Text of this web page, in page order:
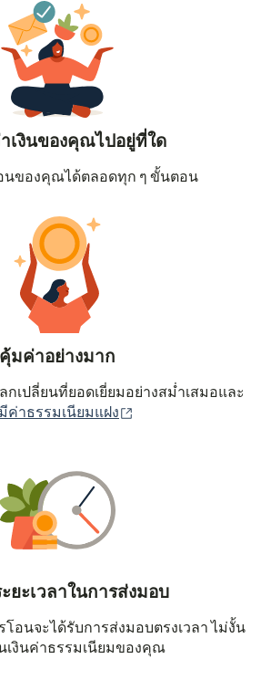
เงินของคุณไปอยู่ที่ใด
นของคุณได้ตลอดทุก ๆ ขั้นตอน
คุ้มค่าอย่างมาก
กเปลี่ยนที่ยอดเยี่ยมอย่างสม่ำเสมอและ
ค่าธรรมเนียมแฝง
ะยะเวลาในการส่งมอบ
โอนจะได้รับการส่งมอบตรงเวลา ไม่งั้น
เงินค่าธรรมเนียมของคุณ